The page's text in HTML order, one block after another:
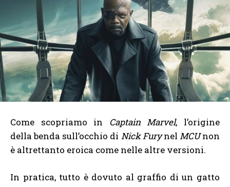
Come scopriamo in Captain Marvel, l’origine
della benda sull’occhio di Nick Furynel MCUnon
è altrettanto eroica come nelle altre versioni.
In pratica, tutto è dovuto al graffio di un gatto